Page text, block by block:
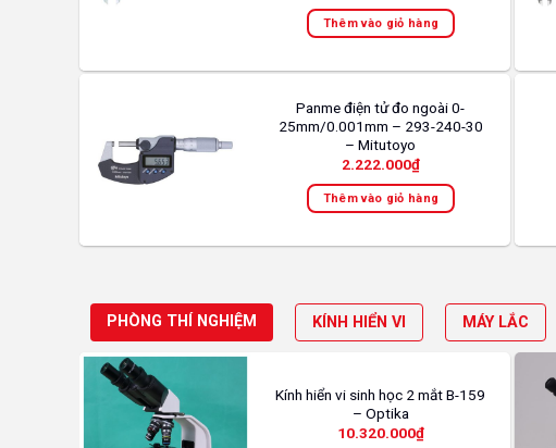
Thêm vào giỏ hàng
Panme điện tử đo ngoài 0-
25mm/0.001mm – 293-240-30
– Mitutoyo
2.222.000₫
Thêm vào giỏ hàng
PHÒNG THÍ NGHIỆM KÍNH HIỂN VI MÁY LẮC
Kính hiển vi sinh học 2 mắt B-159
– Optika
10.320.000₫